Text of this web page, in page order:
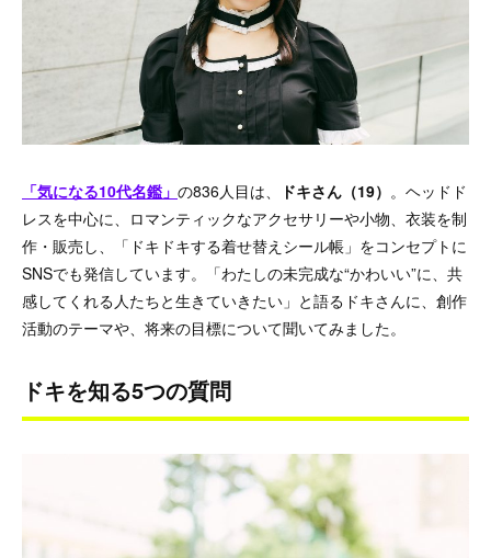
「気になる10代名鑑」 の836人目は、 ドキさん（19） 。ヘッドド
レスを中心に、ロマンティックなアクセサリーや小物、衣装を制
作・販売し、「ドキドキする着せ替えシール帳」をコンセプトに
SNSでも発信しています。「わたしの未完成な“かわいい”に、共
感してくれる人たちと生きていきたい」と語るドキさんに、創作
活動のテーマや、将来の目標について聞いてみました。
ドキを知る5つの質問